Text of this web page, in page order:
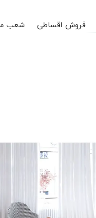
فروش اقساطی شعب